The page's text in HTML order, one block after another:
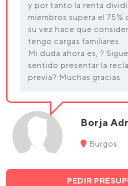
y por tanto la renta
miembros supera el 75%
su vez hace que
tengo cargas familiares.
Mi duda ahora es, ?
sentido presentar la
previa? Muchas gracias
Borja
Burgos
PEDIR